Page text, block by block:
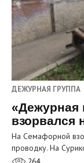
ДЕЖУРНАЯ ГРУППА
«Дежурная
взорвался
На Семафорной
проводку. На